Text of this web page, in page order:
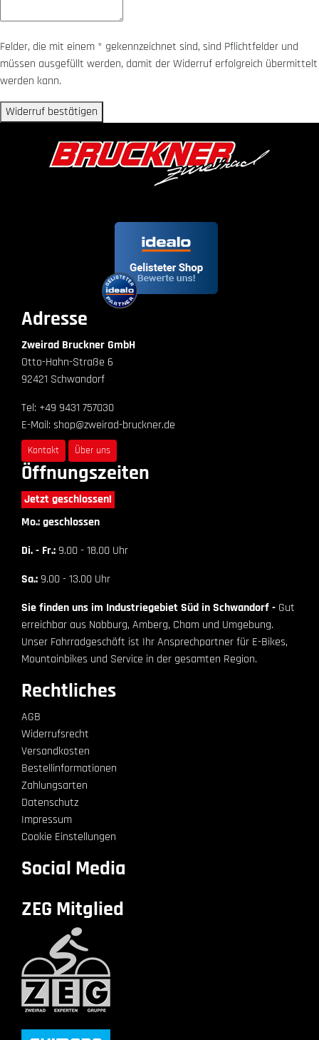
Felder, die mit einem * gekennzeichnet sind, sind Pflichtfelder und
müssen ausgefüllt werden, damit der Widerruf erfolgreich übermittelt
werden kann.
Widerruf bestätigen
Adresse
Zweirad Bruckner GmbH
Otto-Hahn-Straße 6
92421 Schwandorf
Tel: +49 9431 757030
E-Mail: shop@zweirad-bruckner.de
Kontakt Über uns
Öffnungszeiten
Jetzt geschlossen!
Mo.: geschlossen
Di. - Fr.:9.00 - 18.00 Uhr
Sa.:9.00 - 13.00 Uhr
Sie finden uns im Industriegebiet Süd in Schwandorf - Gut
erreichbar aus Nabburg, Amberg, Cham und Umgebung.
Unser Fahrradgeschäft ist Ihr Ansprechpartner für E-Bikes,
Mountainbikes und Service in der gesamten Region.
Rechtliches
AGB
Widerrufsrecht
Versandkosten
Bestellinformationen
Zahlungsarten
Datenschutz
Impressum
Cookie Einstellungen
Social Media
ZEG Mitglied